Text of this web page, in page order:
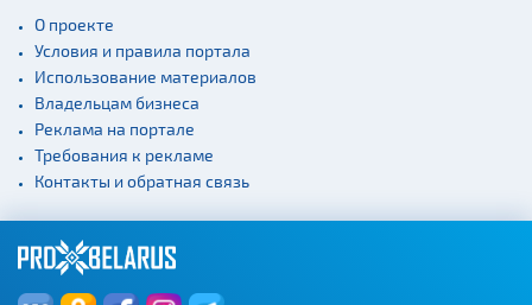
Начало и окончание
экскурсий: г. Минск
Спортивные
Веломаршруты
Аэропорты
вокзалы
О проекте
Условия и правила портала
Использование материалов
Владельцам бизнеса
Реклама на портале
Требования к рекламе
Контакты и обратная связь